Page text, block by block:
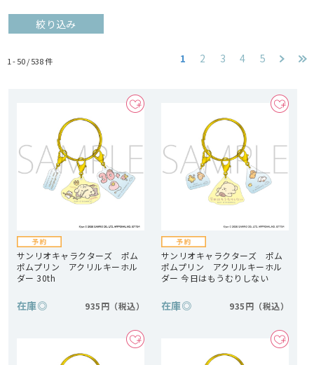
絞り込み
1 - 50 /538件 1 2 3 4 5
サンリオキャラクターズ ポム
ポムプリン アクリルキーホル
ダー 30th
在庫◎ 935円
サンリオキャラクターズ ポム
ポムプリン アクリルキーホル
ダー 今日はもうむりしない
在庫◎ 935円